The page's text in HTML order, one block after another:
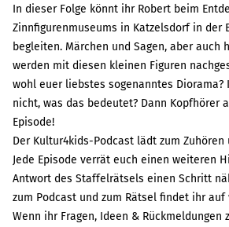
In dieser Folge könnt ihr Robert beim
Zinnfigurenmuseums in Katzelsdorf in der
begleiten. Märchen und Sagen, aber auch
werden mit diesen kleinen Figuren
wohl euer liebstes sogenanntes
nicht, was das bedeutet? Dann Kopfhörer
Episode!
Der Kultur4kids-Podcast lädt zum
Jede Episode verrät euch einen weiteren
Antwort des Staffelrätsels einen Schritt
zum Podcast und zum Rätsel findet ihr auf
Wenn ihr Fragen, Ideen & Rückmeldungen